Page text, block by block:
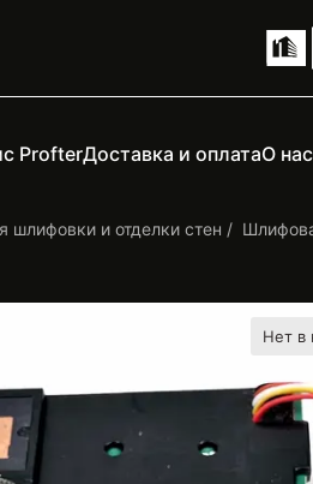
ProfterДоставка и оплатаО нас
шлифовки и отделки стен
Нет в